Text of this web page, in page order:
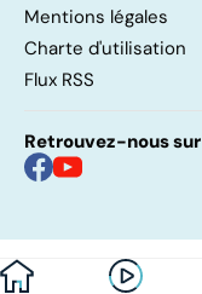
Mentions légales
Charte d'utilisation
Flux RSS
Retrouvez-nous sur